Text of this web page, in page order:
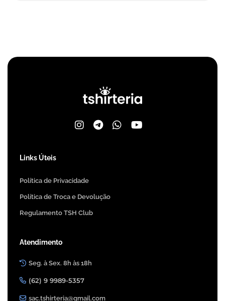
Links Úteis
Política de Privacidade
Política de Troca e Devolução
Regulamento TSH Club
Atendimento
Seg. à Sex. 8h às 18h
(62) 9 9989-5357
sac.tshirteria@gmail.com